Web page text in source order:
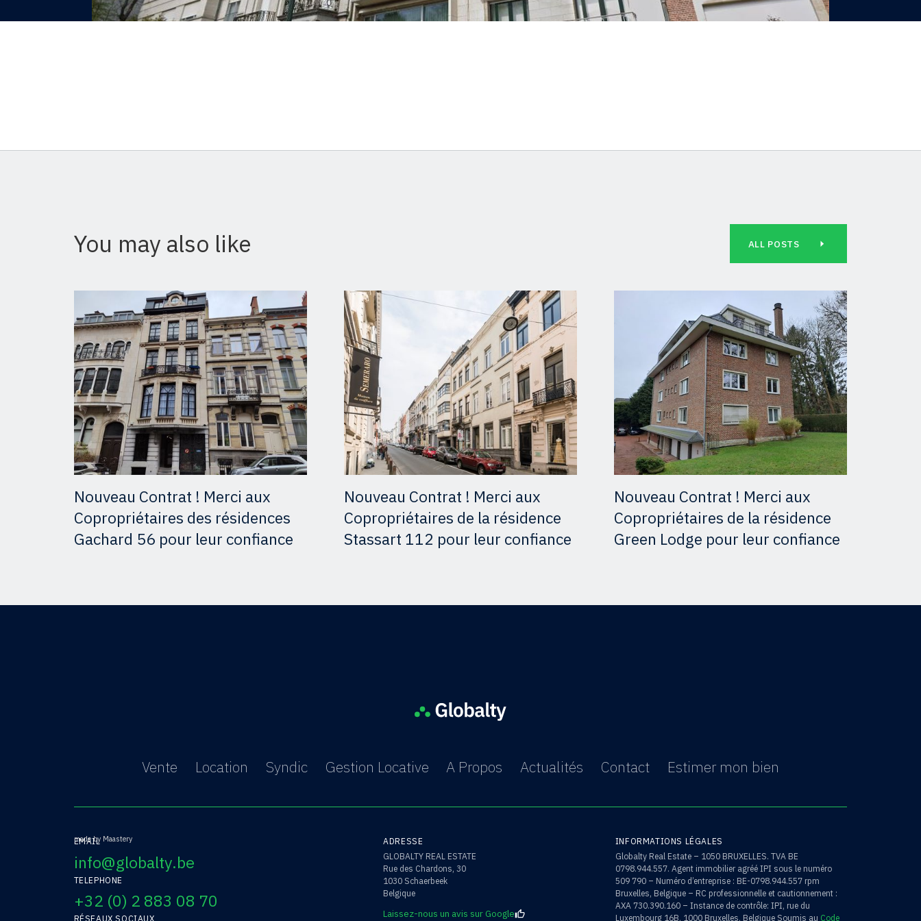
You may also like ALL POSTS
Nouveau Contrat ! Merci aux
Copropriétaires des résidences
Gachard 56 pour leur confiance
Nouveau Contrat ! Merci aux
Copropriétaires de la résidence
Stassart 112 pour leur confiance
Nouveau Contrat ! Merci aux
Copropriétaires de la résidence
Green Lodge pour leur confiance
Vente Location Syndic Gestion Locative A Propos Actualités Contact Estimer mon bien
EMAIL
info@globalty.be
TELEPHONE
+32 (0) 2 883 08 70
RÉSEAUX SOCIAUX
ADRESSE
GLOBALTY REAL ESTATE
Rue des Chardons, 30
1030 Schaerbeek
Belgique
Laissez-nous un avis sur Google
INFORMATIONS LÉGALES
Globalty Real Estate – 1050 BRUXELLES. TVA BE
0798.944.557. Agent immobilier agréé IPI sous le numéro
509 790 – Numéro d’entreprise : BE-0798.944.557 rpm
Bruxelles, Belgique – RC professionnelle et cautionnement :
AXA 730.390.160 – Instance de contrôle: IPI, rue du
Luxembourg 16B, 1000 Bruxelles, Belgique Soumis au Code
made by Maastery